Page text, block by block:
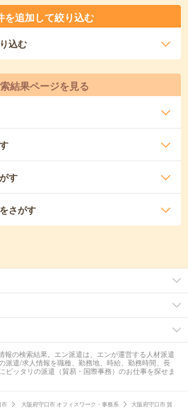
を追加して絞り込む
込む
結果ページを見る
す
さがす
報の検索結果。エン派遣は、エンが運営する人材派遣
派遣/求人情報を職種、勤務地、時給、勤務時間、長
ピッタリの派遣（貿易・国際事務）のお仕事を探せま
市 大阪府守口市 オフィスワーク・事務系
大阪府守口市 貿